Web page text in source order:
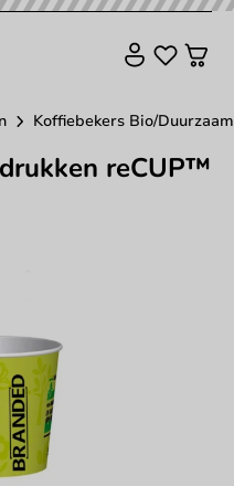
Koffiebekers Bio/
reCUP™